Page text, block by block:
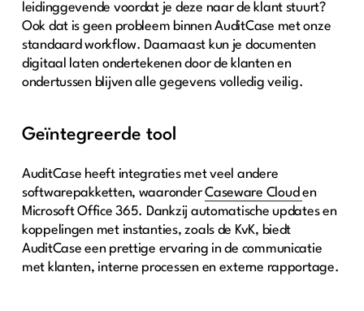
leidinggevende voordat je deze naar de klant stuurt?
Ook dat is geen probleem binnen AuditCase met onze
standaard workflow. Daarnaast kun je documenten
digitaal laten ondertekenen door de klanten en
ondertussen blijven alle gegevens volledig veilig.
Geïntegreerde tool
AuditCase heeft integraties met veel andere
softwarepakketten, waaronderCaseware Clouden
Microsoft Office 365. Dankzij automatische updates en
koppelingen met instanties, zoals de KvK, biedt
AuditCase een prettige ervaring in de communicatie
met klanten, interne processen en externe rapportage.